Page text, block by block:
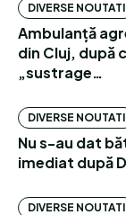
DIVERSE NOUTATI
Ambulanță
din Cluj, după
„sustrage…
DIVERSE NOUTATI
Nu s-au dat
imediat după
DIVERSE NOUTATI